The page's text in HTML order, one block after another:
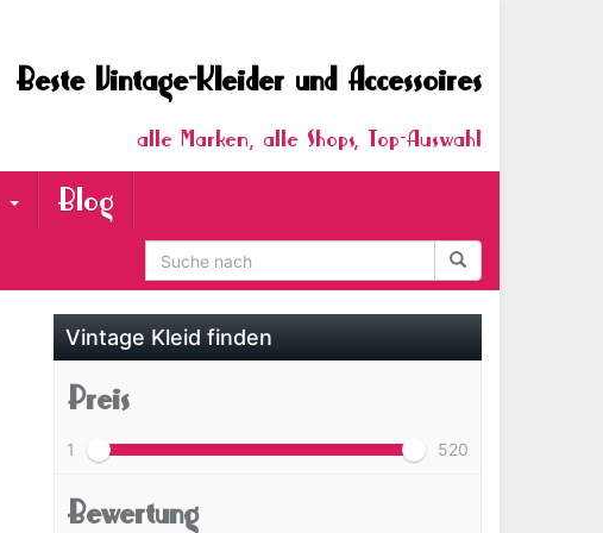
Beste Vintage-Kleider und Accessoires
alle Marken, alle Shops, Top-Auswahl
Blog
Vintage Kleid finden
Preis
1 520
Bewertung